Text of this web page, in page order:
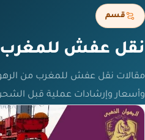
قسم
نقل عفش للمغرب
مقالات نقل عفش للمغرب من
وأسعار وإرشادات عملية قبل